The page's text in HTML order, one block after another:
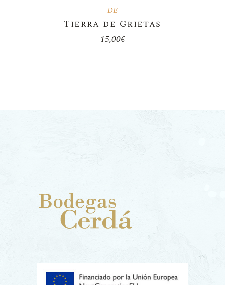
DE
Tierra de Grietas
15,00€